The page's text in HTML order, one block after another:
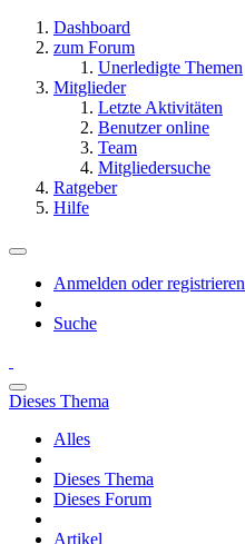
Dashboard
zum Forum
Unerledigte Themen
Mitglieder
Letzte Aktivitäten
Benutzer online
Team
Mitgliedersuche
Ratgeber
Hilfe
Anmelden oder registrieren
Suche
Dieses Thema
Alles
Dieses Thema
Dieses Forum
Artikel